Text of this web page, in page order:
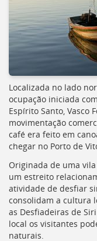
[]
Ir
para
a
de
secretarias
[]
Ir
para
a
página
de
legislação
[]
Ir
para
a
listagem
Localizada no lado
ocupação iniciada
Espírito Santo, Vasco
movimentação
café era feito em
chegar no Porto de
Originada de uma
um estreito
atividade de desfiar
consolidam a cultura
as Desfiadeiras de
local os visitantes
naturais.